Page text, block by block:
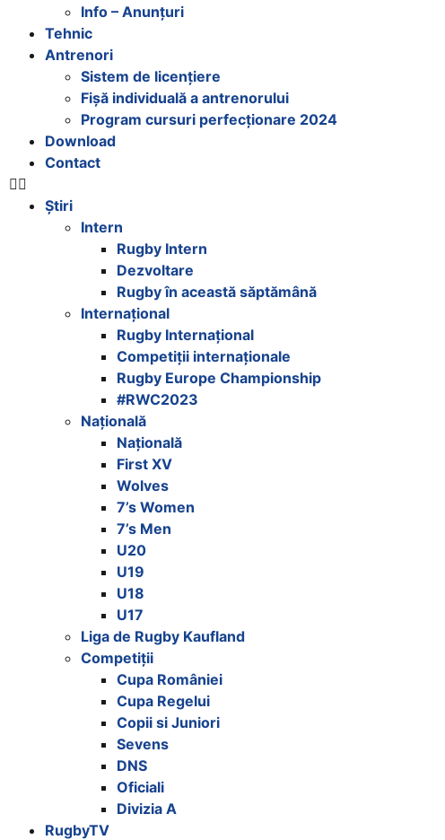
Info – Anunțuri
Tehnic
Antrenori
Sistem de licențiere
Fișă individuală a antrenorului
Program cursuri perfecționare 2024
Download
Contact
Știri
Intern
Rugby Intern
Dezvoltare
Rugby în această săptămână
Internațional
Rugby Internațional
Competiții internaționale
Rugby Europe Championship
#RWC2023
Națională
Națională
First XV
Wolves
7’s Women
7’s Men
U20
U19
U18
U17
Liga de Rugby Kaufland
Competiții
Cupa României
Cupa Regelui
Copii si Juniori
Sevens
DNS
Oficiali
Divizia A
RugbyTV